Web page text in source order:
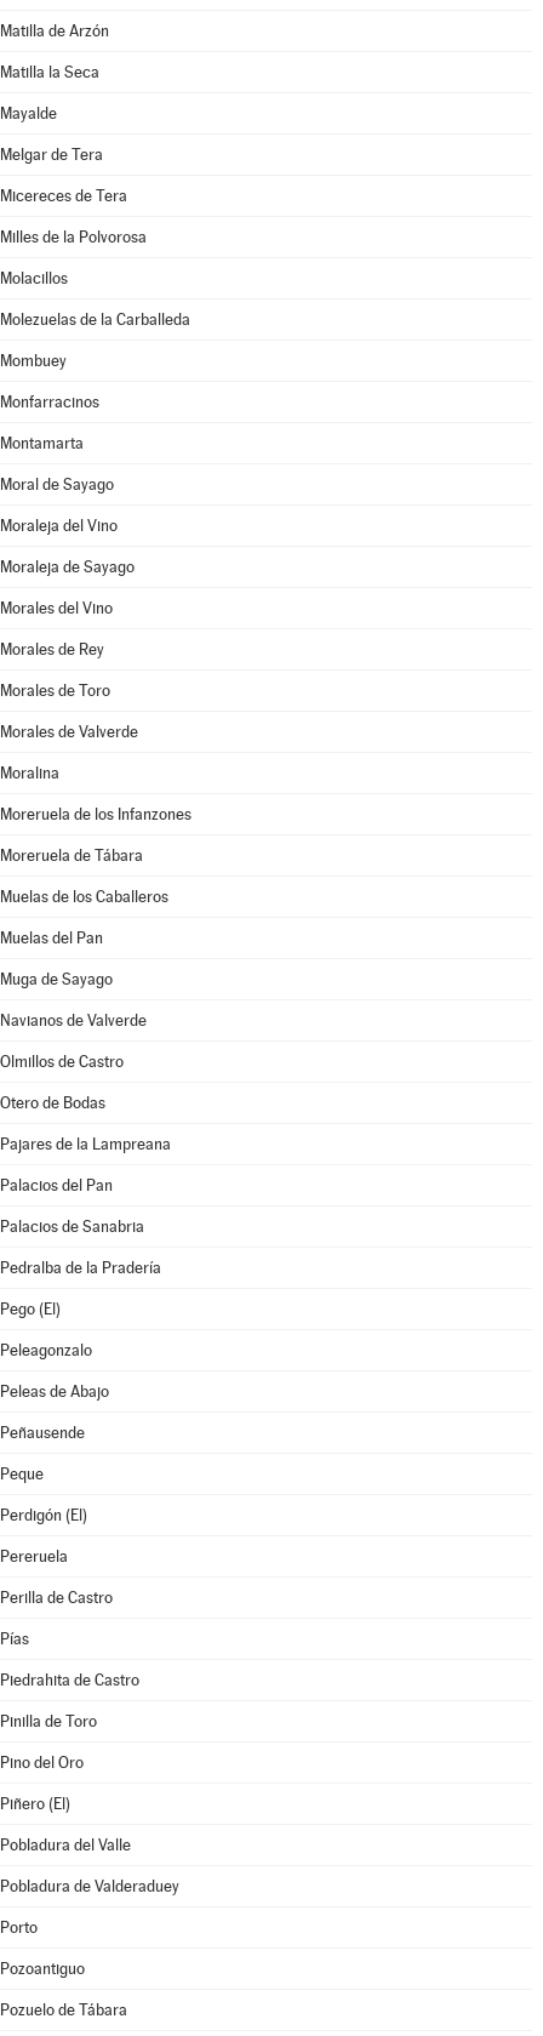
Matilla de Arzón
Matilla la Seca
Mayalde
Melgar de Tera
Micereces de Tera
Milles de la Polvorosa
Molacillos
Molezuelas de la Carballeda
Mombuey
Monfarracinos
Montamarta
Moral de Sayago
Moraleja del Vino
Moraleja de Sayago
Morales del Vino
Morales de Rey
Morales de Toro
Morales de Valverde
Moralina
Moreruela de los Infanzones
Moreruela de Tábara
Muelas de los Caballeros
Muelas del Pan
Muga de Sayago
Navianos de Valverde
Olmillos de Castro
Otero de Bodas
Pajares de la Lampreana
Palacios del Pan
Palacios de Sanabria
Pedralba de la Pradería
Pego (El)
Peleagonzalo
Peleas de Abajo
Peñausende
Peque
Perdigón (El)
Pereruela
Perilla de Castro
Pías
Piedrahita de Castro
Pinilla de Toro
Pino del Oro
Piñero (El)
Pobladura del Valle
Pobladura de Valderaduey
Porto
Pozoantiguo
Pozuelo de Tábara